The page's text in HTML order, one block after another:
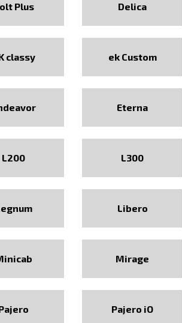
Plus Delica
classy ek Custom
Eterna
L200 L300
Libero
Mirage
Pajero iO